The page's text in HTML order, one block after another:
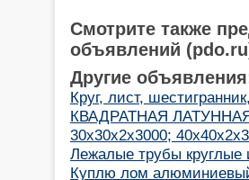
Смотрите также
объявлений
Другие
Круг, лист,
КВАДРАТНАЯ ЛАТУННАЯ
30х30х2х3000;
Лежалые трубы
Куплю лом